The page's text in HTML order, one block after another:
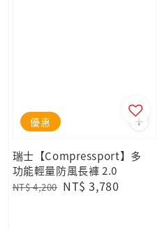
優惠
瑞士【Compressport】多
功能輕量防風長褲 2.0
Regular
NT$ 4,200 Sale
NT$ 3,780